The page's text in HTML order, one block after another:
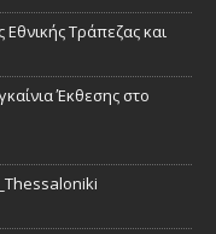
Τράπεζας και
Έκθεσης στο